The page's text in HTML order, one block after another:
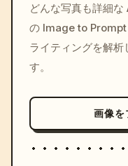
どんな写真も詳細
の Image to Prompt
ライティングを解析
す。
画像を